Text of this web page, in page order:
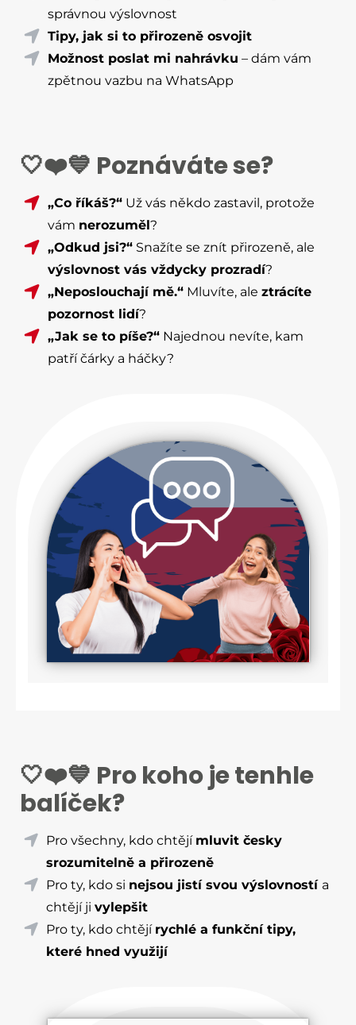
správnou výslovnost
Tipy, jak si to přirozeně osvojit
Možnost poslat mi nahrávku – dám vám
zpětnou vazbu na WhatsApp
🤍❤️💙 Poznáváte se?
„Co říkáš?“ Už vás někdo zastavil, protože
vám nerozuměl?
„Odkud jsi?“ Snažíte se znít přirozeně, ale
výslovnost vás vždycky prozradí?
„Neposlouchají mě.“ Mluvíte, ale ztrácíte
pozornost lidí?
„Jak se to píše?“ Najednou nevíte, kam
patří čárky a háčky?
🤍❤️💙 Pro koho je tenhle
balíček?
Pro všechny, kdo chtějí mluvit česky
srozumitelně a přirozeně
Pro ty, kdo si nejsou jistí svou výslovností a
chtějí ji vylepšit
Pro ty, kdo chtějí rychlé a funkční tipy,
které hned využijí